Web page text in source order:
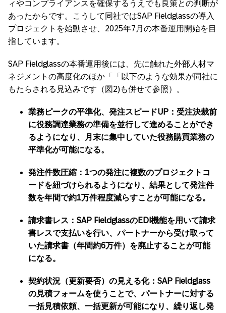
ィやコンプライアンスを確保するうえでも良策との判断が
あったからです。こうして同社ではSAP Fieldglassの導入
プロジェクトを始動させ、2025年7月の本番運用開始を目
指しています。
SAP Fieldglassの本番運用後には、先に触れた外部人材マ
ネジメントの高度化のほか「「以下のような効果が同社に
もたらされる見込みです（図2)も併せて参照）。
業務ピークの平準化、発注スピードUP：受注決裁前
に役務調達業務の準備を並行して進めることができ
るようになり、月末に集中していた役務購買業務の
平準化が可能になる。
発注件数圧縮：1つの発注に複数のプロジェクトコ
ードを紐づけられるようになり、結果として発注件
数を年間で約1万件程度減らすことが可能になる。
請求書レス：SAP FieldglassのEDI機能を用いて請求
書レスで支払いを行い、パートナーから受け取って
いた請求書（年間約6万件）を廃止することが可能
になる。
契約状況（更新要否）の見える化：SAP Fieldglass
の見積フォームを使うことで、パートナーに対する
一括見積依頼、一括更新が可能になり、繰り返し発